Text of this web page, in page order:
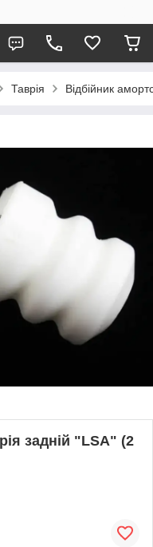
Таврія Відбійник
задній "LSA" (2